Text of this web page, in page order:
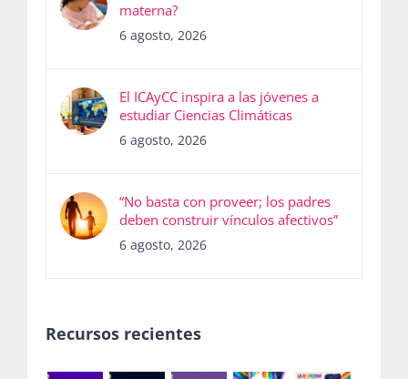
materna?
6 agosto, 2026
El ICAyCC inspira a las jóvenes a
estudiar Ciencias Climáticas
6 agosto, 2026
“No basta con proveer; los padres
deben construir vínculos afectivos”
6 agosto, 2026
Recursos recientes